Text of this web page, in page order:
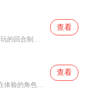
伊瑟重启日最新版是一款非常好玩的回合制游戏，玩家们在游戏中将来到一个全新的城市中进行体验，在这里你拥有多个不同的角色可以陪你一起探索，同时你也要合理的搭配角色和敌人进行对抗，整体的画风也是充满科技感，体验感极强，大家也都可以轻松尝试，如果你感兴趣的话现
查看
剑灵2手机版是一款超多玩家都在体验的角色扮演类游戏，在这款剑灵2手机版中玩家们都可以在这当中体验到很多有趣的玩法，精彩的剧情都可以让玩家时刻沉浸在其中，在这个全新的世界中你所要的敌人都是非常强大的，当你在挑战的时候也需要注意，更多的挑战都在等待着你们，快来
查看